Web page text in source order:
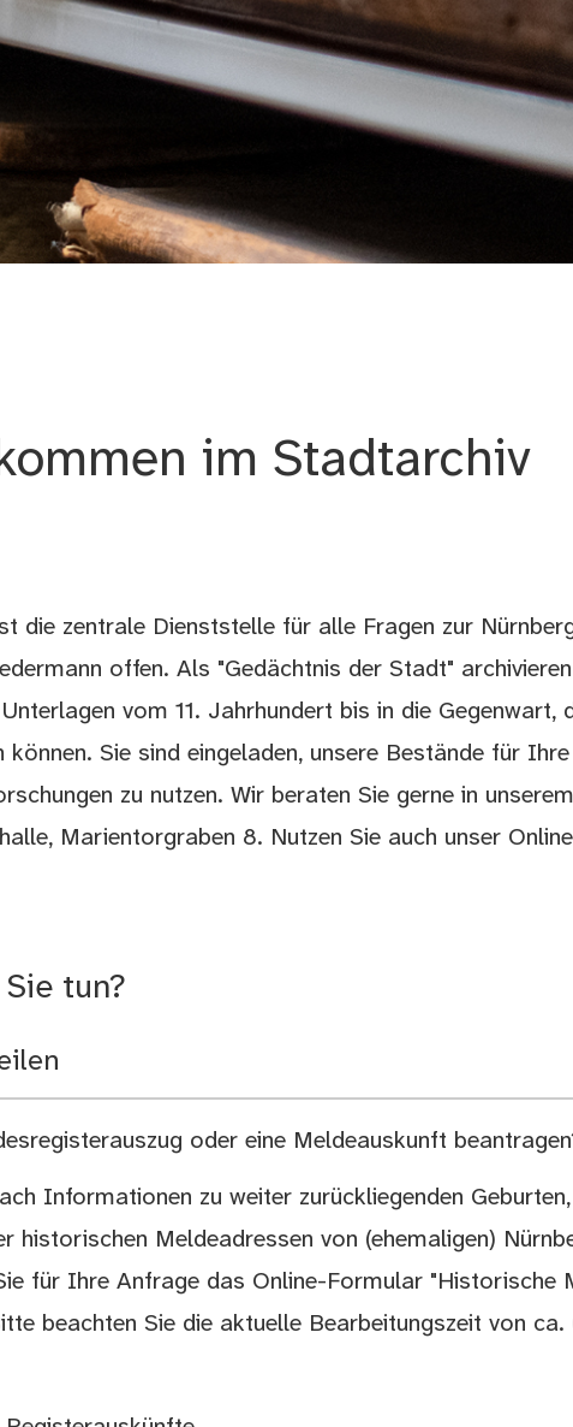
im Stadtarchiv
die zentrale Dienststelle für alle Fragen zur
offen. Als "Gedächtnis der Stadt"
vom 11. Jahrhundert bis in die Gegenwart,
können. Sie sind eingeladen, unsere Bestände für Ihre
zu nutzen. Wir beraten Sie gerne in unserem
Marientorgraben 8. Nutzen Sie auch unser
tun?
oder eine Meldeauskunft
Informationen zu weiter zurückliegenden Geburten,
historischen Meldeadressen von (ehemaligen)
für Ihre Anfrage das Online-Formular "Historische
beachten Sie die aktuelle Bearbeitungszeit von